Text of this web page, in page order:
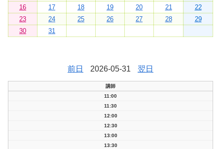
16
17 18 19 20 21
22
23
24 25 26 27 28
29
30
31
前日 2026-05-31 翌日
講師
11:00
11:30
12:00
12:30
13:00
13:30